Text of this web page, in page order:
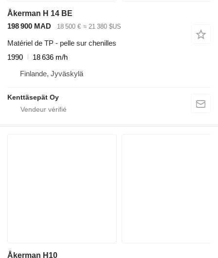
Åkerman H 14 BE
198 900 MAD
18 500 € ≈ 21 380 $US
Matériel de TP - pelle sur chenilles
1990
18 636 m/h
Finlande, Jyväskylä
Kenttäsepät Oy
Åkerman H10